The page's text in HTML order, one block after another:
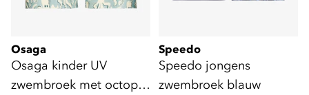
Osaga
Osaga kinder UV
zwembroek met octopus
Speedo
Speedo jongens
zwembroek blauw